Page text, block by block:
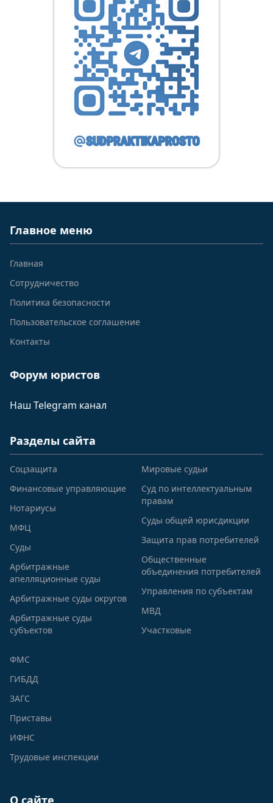
Главное меню
Главная
Сотрудничество
Политика безопасности
Пользовательское соглашение
Контакты
Форум юристов
Наш Telegram канал
Разделы сайта
Соцзащита
Финансовые управляющие
Нотариусы
МФЦ
Суды
Арбитражные
апелляционные суды
Арбитражные суды округов
Арбитражные суды
субъектов
Мировые судьи
Суд по интеллектуальным
правам
Суды общей юрисдикции
Защита прав потребителей
Общественные
объединения потребителей
Управления по субъектам
МВД
Участковые
ФМС
ГИБДД
ЗАГС
Приставы
ИФНС
Трудовые инспекции
О сайте